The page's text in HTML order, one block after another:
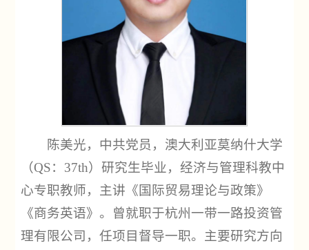
陈美光，中共党员，澳大利亚莫纳什大学
（QS：37th）研究生毕业，经济与管理科教中
心专职教师，主讲《国际贸易理论与政策》
《商务英语》。曾就职于杭州一带一路投资管
理有限公司，任项目督导一职。主要研究方向